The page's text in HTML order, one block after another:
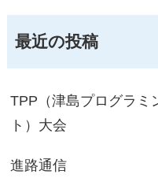
最近の投稿
TPP（津島プログラミ
ト）大会
進路通信